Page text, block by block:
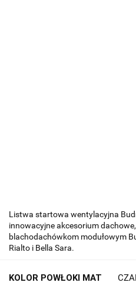
Listwa startowa wentylacyjna
innowacyjne akcesorium
blachodachówkom modułowym
Rialto i Bella Sara.
KOLOR POWŁOKI MAT